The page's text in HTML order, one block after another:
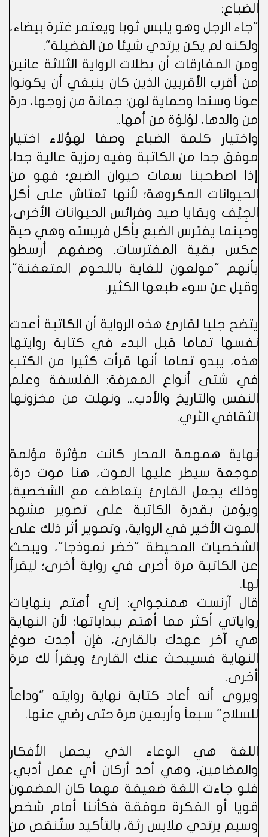
الضباع:
"جاء الرجل وهو يلبس ثوبا ويعتمر غترة بيضاء،
ولكنه لم يكن يرتدي شيئا من الفضيلة".
ومن المفارقات أن بطلات الرواية الثلاثة عانين
من أقرب الأقربين الذين كان ينبغي أن يكونوا
عونا وسندا وحماية لهن: جمانة من زوجها، درة
من والدها، لؤلؤة من أمها..
واختيار كلمة الضباع وصفا لهؤلاء اختيار
موفق جدا من الكاتبة وفيه رمزية عالية جدا،
إذا اصطحبنا سمات حيوان الضبع؛ فهو من
الحيوانات المكروهة؛ لأنها تعتاش على أكل
الجِيَّف وبقايا صيد وفرائس الحيوانات الأخرى،
وحينما يفترس الضبع يأكل فريسته وهي حية
عكس بقية المفترسات. وصفهم أرسطو
بأنهم "مولعون للغاية باللحوم المتعفنة".
وقيل عن سوء طبعها الكثير.
يتضح جليا لقارئ هذه الرواية أن الكاتبة أعدت
نفسها تماما قبل البدء في كتابة روايتها
هذه، يبدو تماما أنها قرأت كثيرا من الكتب
في شتى أنواع المعرفة: الفلسفة وعلم
النفس والتاريخ والأدب... ونهلت من مخزونها
الثقافي الثري.
نهاية همهمة المحار كانت مؤثرة مؤلمة
موجعة سيطر عليها الموت، هنا موت درة،
وذلك يجعل القارئ يتعاطف مع الشخصية،
ويؤمن بقدرة الكاتبة على تصوير مشهد
الموت الأخير في الرواية، وتصوير أثر ذلك على
الشخصيات المحيطة "خضر نموذجا"، ويبحث
عن الكاتبة مرة أخرى في رواية أخرى؛ ليقرأ
لها.
قال آرنست همنجواي: إني أهتم بنهايات
رواياتي أكثر مما أهتم ببداياتها؛ لأن النهاية
هي آخر عهدك بالقارئ، فإن أجدت صوغ
النهاية فسيبحث عنك القارئ ويقرأ لك مرة
أخرى.
ويروى أنه أعاد كتابة نهاية روايته "وداعاً
للسلاح" سبعاً وأربعين مرة حتى رضي عنها.
اللغة هي الوعاء الذي يحمل الأفكار
والمضامين، وهي أحد أركان أي عمل أدبي،
فلو جاءت اللغة ضعيفة مهما كان المضمون
قويا أو الفكرة موفقة فكأننا أمام شخص
وسيم يرتدي ملابس رثة، بالتأكيد ستُنقص من